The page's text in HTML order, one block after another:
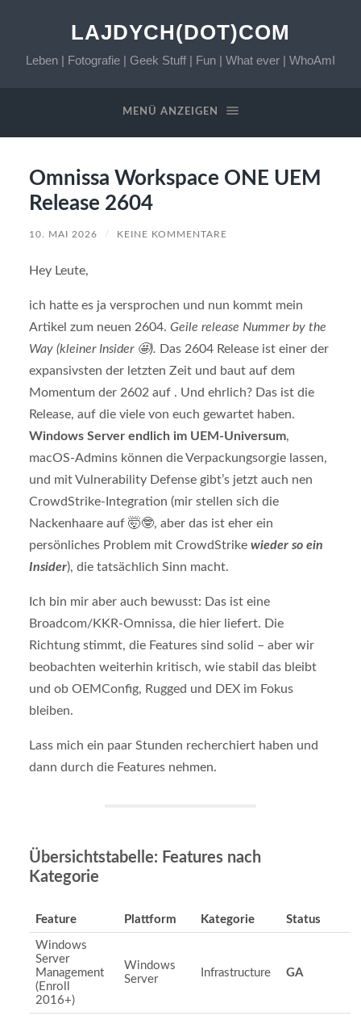
LAJDYCH(DOT)COM
Leben | Fotografie | Geek Stuff | Fun | What ever | WhoAmI
MENÜ ANZEIGEN
Omnissa Workspace ONE UEM
Release 2604
10. MAI 2026 / KEINE KOMMENTARE
Hey Leute,
ich hatte es ja versprochen und nun kommt mein
Artikel zum neuen 2604. Geile release Nummer by the
Way (kleiner Insider 🤩). Das 2604 Release ist einer der
expansivsten der letzten Zeit und baut auf dem
Momentum der 2602 auf . Und ehrlich? Das ist die
Release, auf die viele von euch gewartet haben.
Windows Server endlich im UEM-Universum,
macOS-Admins können die Verpackungsorgie lassen,
und mit Vulnerability Defense gibt’s jetzt auch nen
CrowdStrike-Integration (mir stellen sich die
Nackenhaare auf 🤯🤓, aber das ist eher ein
persönliches Problem mit CrowdStrike wieder so ein
Insider), die tatsächlich Sinn macht.
Ich bin mir aber auch bewusst: Das ist eine
Broadcom/KKR-Omnissa, die hier liefert. Die
Richtung stimmt, die Features sind solid – aber wir
beobachten weiterhin kritisch, wie stabil das bleibt
und ob OEMConfig, Rugged und DEX im Fokus
bleiben.
Lass mich ein paar Stunden recherchiert haben und
dann durch die Features nehmen.
Übersichtstabelle: Features nach
Kategorie
Feature Plattform Kategorie Status
Windows
Server
Management
(Enroll
2016+)
Windows
Server
Infrastructure GA